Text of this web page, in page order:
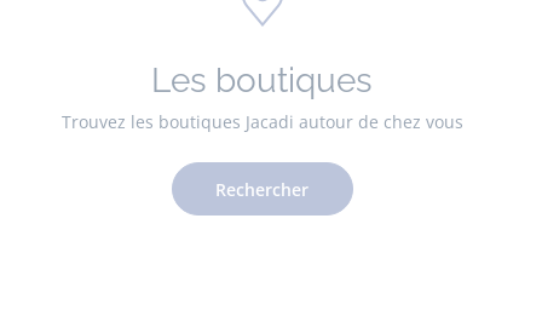
Les boutiques
Trouvez les boutiques Jacadi autour de chez vous
Rechercher